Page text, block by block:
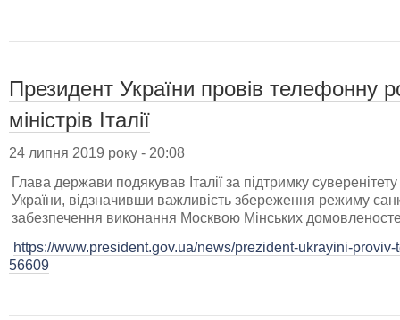
Президент України провів телефонну
міністрів Італії
24 липня 2019 року - 20:08
Глава держави подякував Італії за підтримку суверенітету
України, відзначивши важливість збереження режиму
забезпечення виконання Москвою Мінських
https://www.president.gov.ua/news/prezident-ukrayini-
56609